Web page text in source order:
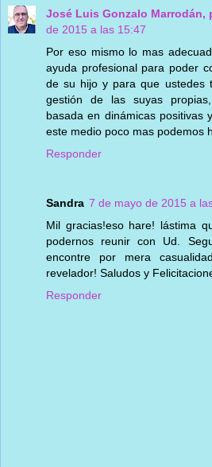
José Luis Gonzalo Marrodán,
de 2015 a las 15:47
Por eso mismo lo mas
ayuda profesional para poder
de su hijo y para que ustedes
gestión de las suyas
basada en dinámicas positivas
este medio poco mas podemos
Responder
Sandra 7 de mayo de 2015 a
Mil gracias!eso hare! lástima
podernos reunir con Ud.
encontre por mera
revelador! Saludos y
Responder